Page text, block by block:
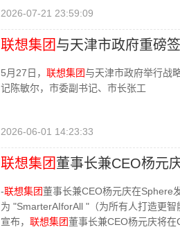
2026-07-21 23:59:09
联想集团 与天津市政府重磅
5月27日， 联想集团与天津市政府举行战
记陈敏尔，市委副书记、市长张工
2026-06-01 14:23:33
联想集团 董事长兼CEO杨元
-联想集团董事长兼CEO杨元庆在Sphere
为 "SmarterAIforAll "（为所有人打造更
宣布， 联想集团董事长兼CEO杨元庆将